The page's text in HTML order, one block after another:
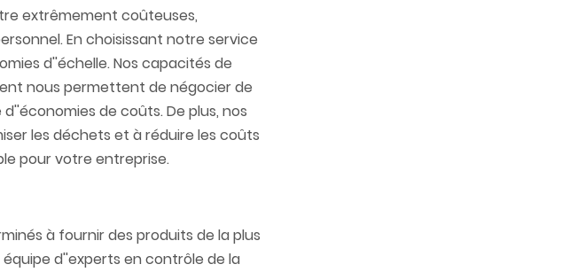
extrêmement coûteuses,
En choisissant notre service
d''échelle. Nos capacités de
nous permettent de négocier de
de coûts. De plus, nos
les déchets et à réduire les coûts
pour votre entreprise.​
à fournir des produits de la plus
d''experts en contrôle de la